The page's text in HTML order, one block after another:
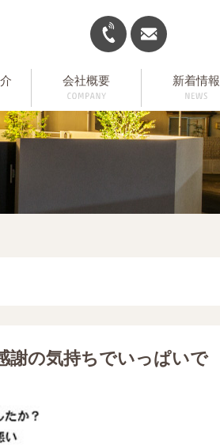
会社概要 新着情報
謝の気持ちでいっぱいで